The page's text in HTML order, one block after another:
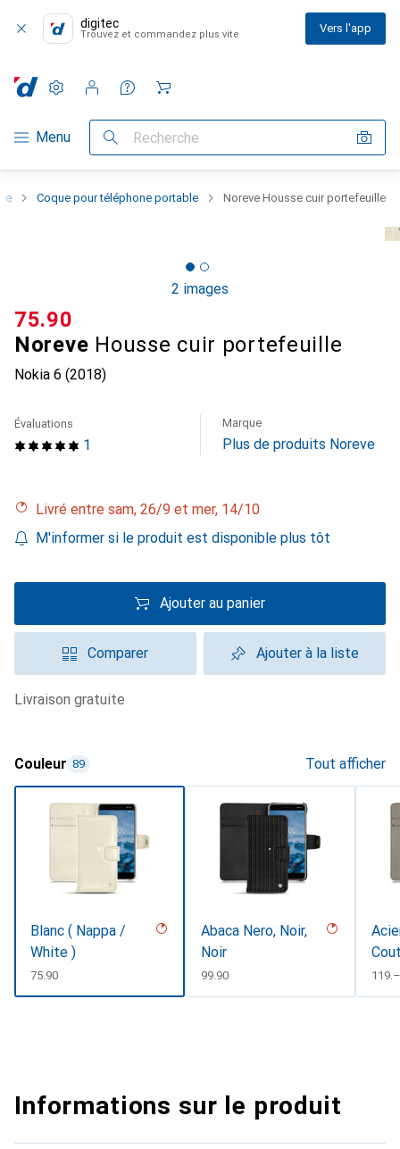
digitec
Trouvez et commandez plus vite Vers l'app
Navigation par catégorie
Menu Recherche
Paramètres
Compte client
Listes de comparaison
Listes d'envies
Panier
Coque pour téléphone portable Noreve Housse cuir portefeuille
2 images
Noreve Housse cuir portefeuille
Nokia 6 (2018)
CHF
75.90
1
Évaluations Marque
Plus de produits Noreve
Livré entre sam, 26/9 et mer, 14/10
M'informer si le produit est disponible plus tôt
Ajouter au panier
Comparer Ajouter à la liste
livraison gratuite
Couleur 89 Tout afficher
Blanc ( Nappa /
White )
CHF
75.90
Abaca Nero, Noir,
Noir
CHF
99.90 CHF
119.–
Informations sur le produit